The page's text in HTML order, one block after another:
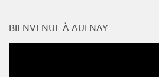
BIENVENUE À AULNAY